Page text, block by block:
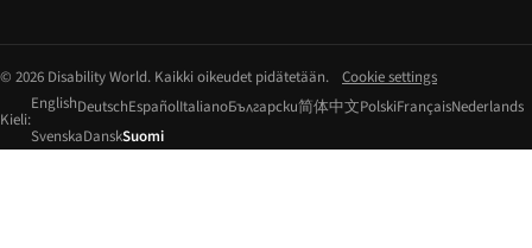
© 2026 Disability World. Kaikki oikeudet pidätetään. Cookie settings
Kieli:
EnglishDeutschEspañolItalianoБългарски简体中文PolskiFrançaisNederlands
SvenskaDanskSuomi